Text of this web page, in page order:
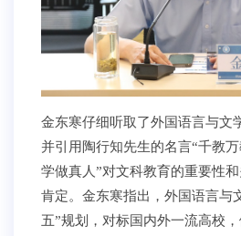
金东寒仔细听取了外国语言与文
并引用陶行知先生的名言“千教
学做真人”对文科教育的重要性
肯定。金东寒指出，外国语言与
五”规划，对标国内外一流高校